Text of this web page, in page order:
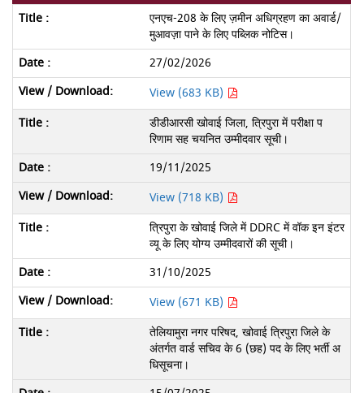
एनएच-208 के लिए ज़मीन अधिग्रहण का अवार्ड/
मुआवज़ा पाने के लिए पब्लिक नोटिस।
27/02/2026
View (683 KB)
डीडीआरसी खोवाई जिला, त्रिपुरा में परीक्षा प
रिणाम सह चयनित उम्मीदवार सूची।
19/11/2025
View (718 KB)
त्रिपुरा के खोवाई जिले में DDRC में वॉक इन इंटर
व्यू के लिए योग्य उम्मीदवारों की सूची।
31/10/2025
View (671 KB)
तेलियामुरा नगर परिषद, खोवाई त्रिपुरा जिले के
अंतर्गत वार्ड सचिव के 6 (छह) पद के लिए भर्ती अ
धिसूचना।